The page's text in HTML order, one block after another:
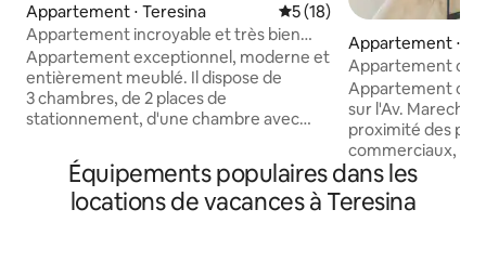
Appartement ⋅ Teresina Évaluation moyenne sur la
5 (18)
Appartement incroyable et très bien
situé.
Appartement exceptionnel, moderne et
entièrement meublé. Il dispose de
3 chambres, de 2 places de
stationnement, d'une chambre avec
et de prises USB/USB-C. Séjour
confortable avec un canapé, une
télévision et une table pour 6 personnes.
Appartement ⋅
Appartement
centre
Appartement
sur l'Av. Marechal
proximité des
commerciaux,
seulement 3 km,
et un marché à
2 chambres
Équipements populaires dans les
locations de vacances à Teresina